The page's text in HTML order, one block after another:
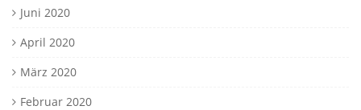
Juni 2020
April 2020
März 2020
Februar 2020